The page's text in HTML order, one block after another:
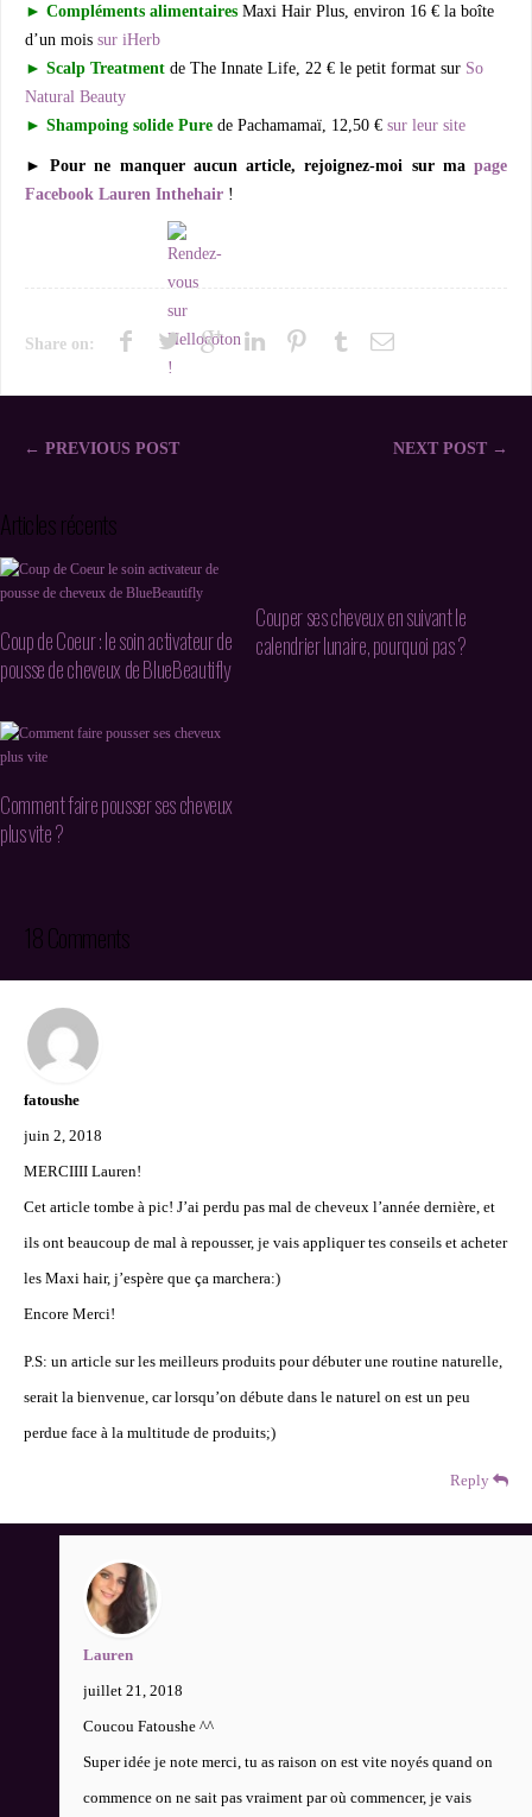
► Compléments alimentaires Maxi Hair Plus, environ 16 € la boîte
d’un mois sur iHerb
► Scalp Treatment de The Innate Life, 22 € le petit format sur So
Natural Beauty
► Shampoing solide Pure de Pachamamaï, 12,50 € sur leur site
► Pour ne manquer aucun article, rejoignez-moi sur ma page
Facebook Lauren Inthehair !
Share on:
← PREVIOUS POST NEXT POST →
Articles récents
Coup de Coeur : le soin activateur de
pousse de cheveux de BlueBeautifly
Couper ses cheveux en suivant le
calendrier lunaire, pourquoi pas ?
Comment faire pousser ses cheveux
plus vite ?
18 Comments
fatoushe
juin 2, 2018
MERCIIII Lauren!
Cet article tombe à pic! J’ai perdu pas mal de cheveux l’année dernière, et
ils ont beaucoup de mal à repousser, je vais appliquer tes conseils et acheter
les Maxi hair, j’espère que ça marchera:)
Encore Merci!
P.S: un article sur les meilleurs produits pour débuter une routine naturelle,
serait la bienvenue, car lorsqu’on débute dans le naturel on est un peu
perdue face à la multitude de produits;)
Reply
Lauren
juillet 21, 2018
Coucou Fatoushe ^^
Super idée je note merci, tu as raison on est vite noyés quand on
commence on ne sait pas vraiment par où commencer, je vais